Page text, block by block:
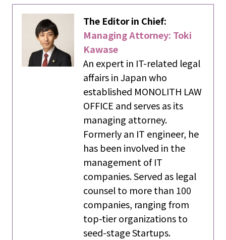
The Editor in Chief:
Managing Attorney: Toki
Kawase
An expert in IT-related legal
affairs in Japan who
established MONOLITH LAW
OFFICE and serves as its
managing attorney.
Formerly an IT engineer, he
has been involved in the
management of IT
companies. Served as legal
counsel to more than 100
companies, ranging from
top-tier organizations to
seed-stage Startups.